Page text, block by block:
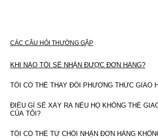
CÁC CÂU HỎI THƯỜNG GẶP
KHI NÀO TÔI SẼ NHẬN ĐƯỢC ĐƠN HÀNG?
Khi đặt hàng, chúng tôi sẽ thông báo cho bạn về
Sau đó, bạn có thể theo dõi đơn hàng từ
TÔI CÓ THỂ THAY ĐỔI PHƯƠNG THỨC GIAO
Nếu giao dịch mua đã hoàn tất, bạn không thể thay
hàng đã chọn.
ĐIỀU GÌ SẼ XẢY RA NẾU HỌ KHÔNG THỂ
CỦA TÔI?
Nếu bạn đã chọn giao hàng tận nhà và bạn vắng mặt
hàng, chúng tôi khuyên bạn nên liên hệ với chúng tôi
TÔI CÓ THỂ TỪ CHỐI NHẬN ĐƠN HÀNG